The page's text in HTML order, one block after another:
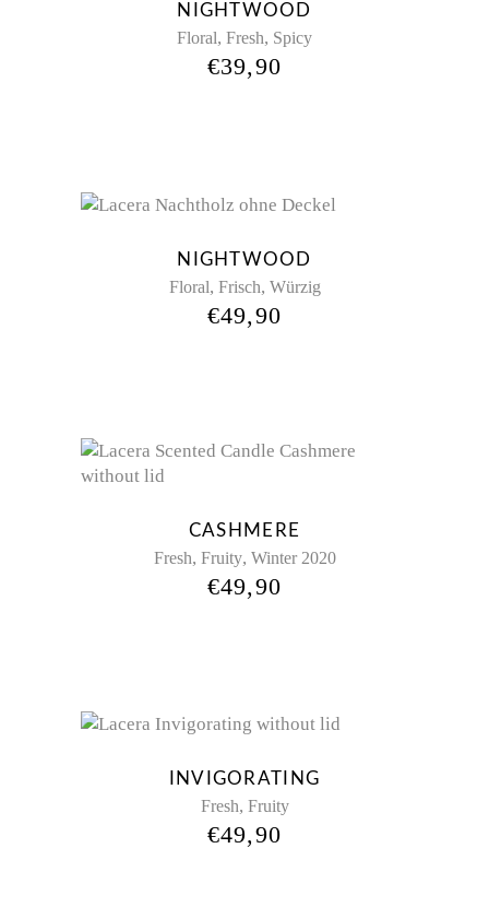
NIGHTWOOD
Floral, Fresh, Spicy
€39,90
NIGHTWOOD
Floral, Frisch, Würzig
€49,90
CASHMERE
Fresh, Fruity, Winter 2020
€49,90
INVIGORATING
Fresh, Fruity
€49,90